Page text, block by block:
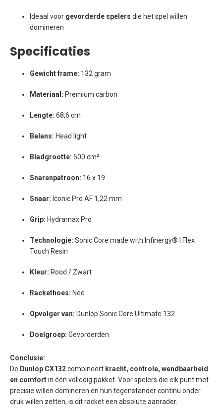
Ideaal voor gevorderde spelers die het spel willen
domineren
Specificaties
Gewicht frame: 132 gram
Materiaal: Premium carbon
Lengte: 68,6 cm
Balans: Head light
Bladgrootte: 500 cm²
Snarenpatroon: 16 x 19
Snaar: Iconic Pro AF 1,22 mm
Grip: Hydramax Pro
Technologie: Sonic Core made with Infinergy® | Flex
Touch Resin
Kleur: Rood / Zwart
Rackethoes: Nee
Opvolger van: Dunlop Sonic Core Ultimate 132
Doelgroep: Gevorderden
Conclusie:
De Dunlop CX132combineert kracht, controle, wendbaarheid
en comfortin één volledig pakket. Voor spelers die elk punt met
precisie willen domineren en hun tegenstander continu onder
druk willen zetten, is dit racket een absolute aanrader.